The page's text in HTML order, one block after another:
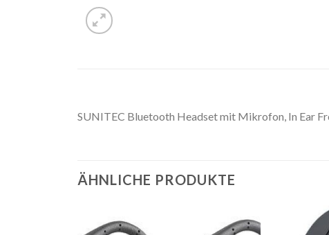
SUNITEC Bluetooth Headset mit Mikrofon, In Ear
ÄHNLICHE PRODUKTE